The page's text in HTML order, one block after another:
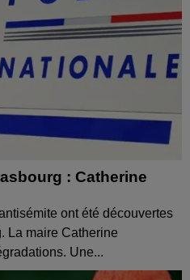
: Catherine
ont été découvertes
La maire Catherine
Une...